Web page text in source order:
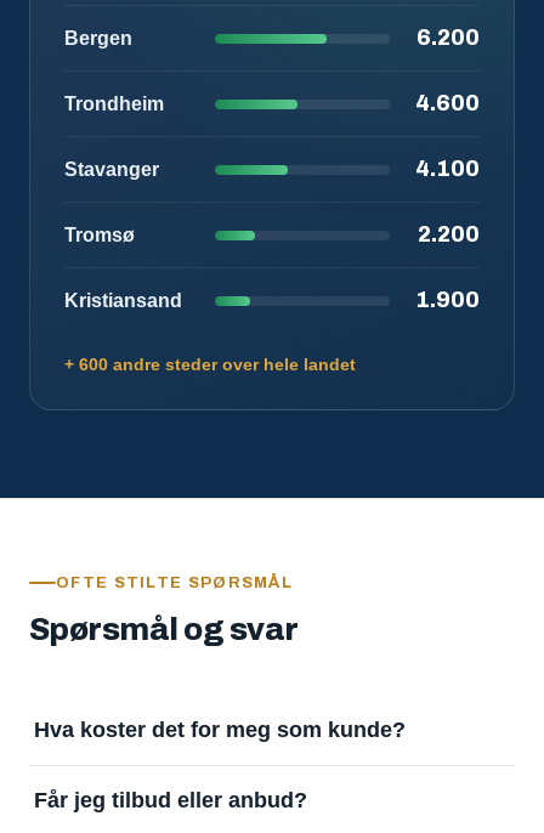
Bergen 6.200
Trondheim 4.600
Stavanger 4.100
Tromsø 2.200
Kristiansand 1.900
+ 600 andre steder over hele landet
OFTE STILTE SPØRSMÅL
Spørsmål og svar
Hva koster det for meg som kunde?
å motta svar. Tjenesten finansieres av
Får jeg tilbud eller anbud?